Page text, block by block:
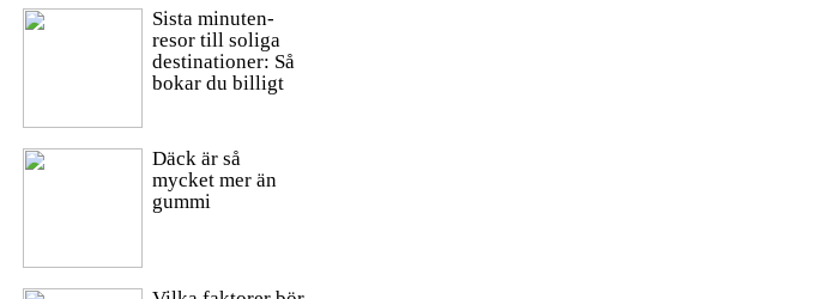
Sista minuten-
resor till soliga
destinationer: Så
bokar du billigt
Däck är så
mycket mer än
gummi